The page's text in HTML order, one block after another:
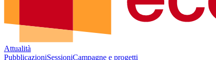
Attualità
PubblicazioniSessioniCampagne e progetti